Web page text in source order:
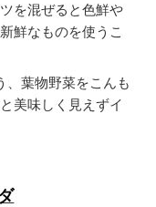
を混ぜると色鮮や
鮮なものを使うこ
、葉物野菜をこんも
美味しく見えずイ